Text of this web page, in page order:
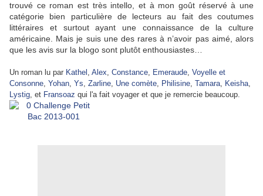
trouvé ce roman est très intello, et à mon goût réservé à une
catégorie bien particulière de lecteurs au fait des coutumes
littéraires et surtout ayant une connaissance de la culture
américaine. Mais je suis une des rares à n’avoir pas aimé, alors
que les avis sur la blogo sont plutôt enthousiastes…
Un roman lu par Kathel , Alex, Constance, Emeraude, Voyelle et
Consonne, Yohan, Ys, Zarline, Une comète, Philisine, Tamara, Keisha,
Lystig, et Fransoaz qui l'a fait voyager et que je remercie beaucoup.